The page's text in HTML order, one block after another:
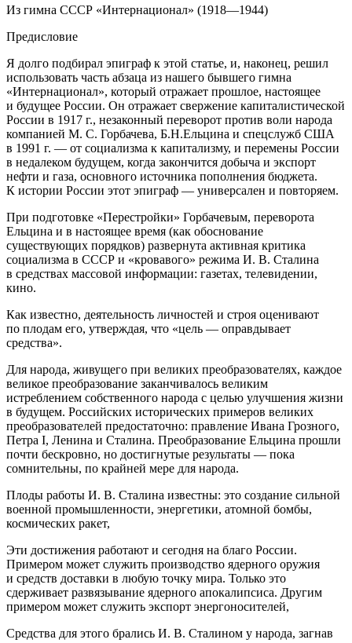
Из гимна СССР «Интернационал» (1918—1944)
Предисловие
Я долго подбирал эпиграф к этой статье, и, наконец, решил
использовать часть абзаца из нашего бывшего гимна
«Интернационал», который отражает прошлое, настоящее
и будущее России. Он отражает свержение капиталистической
России в 1917 г., незаконный переворот против воли народа
компанией М. С. Горбачева, Б.Н.Ельцина и спецслужб США
в 1991 г. — от социализма к капитализму, и перемены России
в недалеком будущем, когда закончится добыча и экспорт
нефти и газа, основного источника пополнения бюджета.
К истории России этот эпиграф — универсален и повторяем.
При подготовке «Перестройки» Горбачевым, переворота
Ельцина и в настоящее время (как обоснование
существующих порядков) развернута активная критика
социализма в СССР и «кровавого» режима И. В. Сталина
в средствах массовой информации: газетах, телевидении,
кино.
Как известно, деятельность личностей и строя оценивают
по плодам его, утверждая, что «цель — оправдывает
средства».
Для народа, живущего при великих преобразователях, каждое
великое преобразование заканчивалось великим
истреблением собственного народа с целью улучшения жизни
в будущем. Российских исторических примеров великих
преобразователей предостаточно: правление Ивана Грозного,
Петра I, Ленина и Сталина. Преобразование Ельцина прошли
почти бескровно, но достигнутые результаты — пока
сомнительны, по крайней мере для народа.
Плоды работы И. В. Сталина известны: это создание сильной
военной промышленности, энергетики, атомной бомбы,
космических ракет,
Эти достижения работают и сегодня на благо России.
Примером может служить производство ядерного оружия
и средств доставки в любую точку мира. Только это
сдерживает развязывание ядерного апокалипсиса. Другим
примером может служить экспорт энергоносителей,
Средства для этого брались И. В. Сталином у народа, загнав